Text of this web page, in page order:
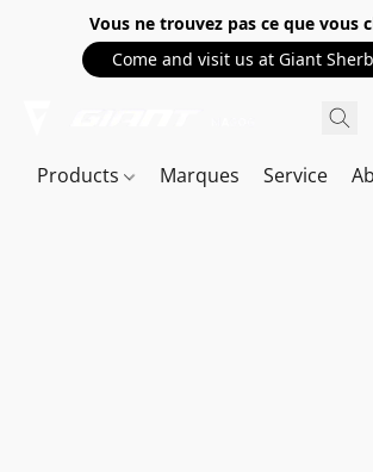
Vous ne trouvez pas ce que vous
Come and visit us at Giant
Products Marques Service